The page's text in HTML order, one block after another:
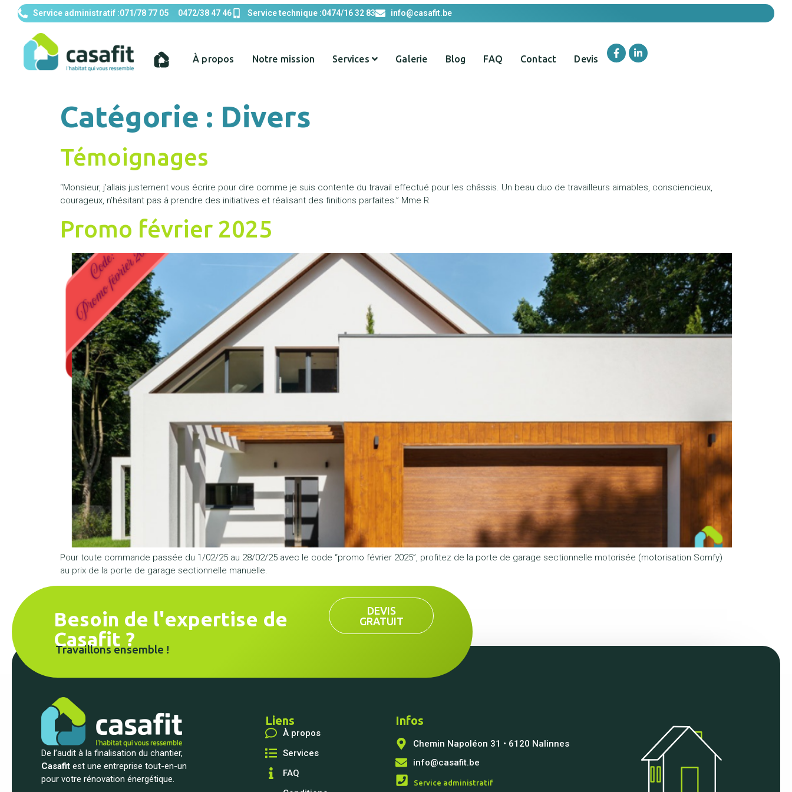
Service administratif :071/78 77 05 0472/38 47 46‬ Service technique :0474/16 32 83 info@casafit.be
À propos Notre mission Services Galerie Blog FAQ Contact Devis
Catégorie : Divers
Témoignages
“Monsieur, j’allais justement vous écrire pour dire comme je suis contente du travail effectué pour les châssis. Un beau duo de travailleurs aimables, consciencieux,
courageux, n’hésitant pas à prendre des initiatives et réalisant des finitions parfaites.” Mme R
Promo février 2025
Pour toute commande passée du 1/02/25 au 28/02/25 avec le code “promo février 2025”, profitez de la porte de garage sectionnelle motorisée (motorisation Somfy)
au prix de la porte de garage sectionnelle manuelle.
Besoin de l'expertise de
Casafit ?
Travaillons ensemble !
DEVIS
GRATUIT
De l’audit à la finalisation du chantier,
Casafit est une entreprise tout-en-un
pour votre rénovation énergétique.
Liens
À propos
Services
FAQ
Infos
Chemin Napoléon 31 • 6120 Nalinnes
info@casafit.be
Service administratif